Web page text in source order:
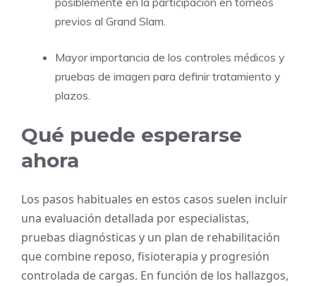
previos al Grand Slam.
Mayor importancia de los controles médicos y
pruebas de imagen para definir tratamiento y
plazos.
Qué puede esperarse
ahora
Los pasos habituales en estos casos suelen incluir
una evaluación detallada por especialistas,
pruebas diagnósticas y un plan de rehabilitación
que combine reposo, fisioterapia y progresión
controlada de cargas. En función de los hallazgos,